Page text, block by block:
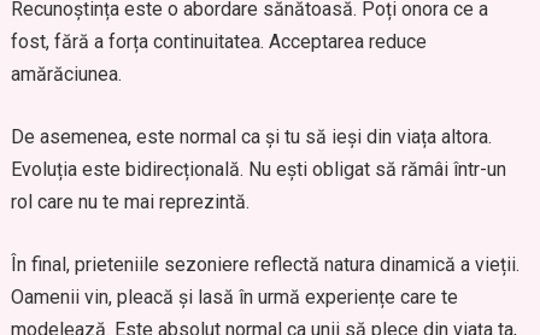
Recunoștința este o abordare sănătoasă. Poți onora ce a
fost, fără a forța continuitatea. Acceptarea reduce
amărăciunea.
De asemenea, este normal ca și tu să ieși din viața altora.
Evoluția este bidirecțională. Nu ești obligat să rămâi într-un
rol care nu te mai reprezintă.
În final, prieteniile sezoniere reflectă natura dinamică a vieții.
Oamenii vin, pleacă și lasă în urmă experiențe care te
modelează. Este absolut normal ca unii să plece din viața ta,